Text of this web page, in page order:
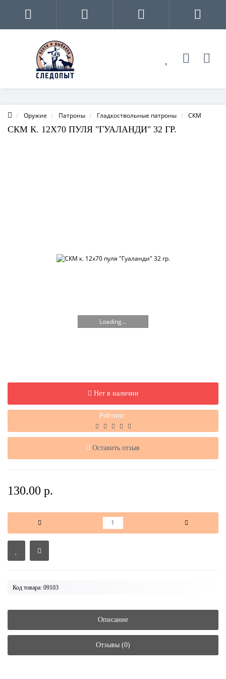
Оружие Патроны Гладкоствольные патроны СКМ
СКМ К. 12Х70 ПУЛЯ "ГУАЛАНДИ" 32 ГР.
Loading...
Нет в наличии
Рейтинг:
Оставить отзыв
130.00 р.
Код товара: 09103
Описание
Отзывы (0)